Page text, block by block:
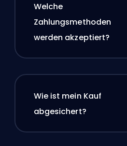
Welche
Zahlungsmethoden
werden akzeptiert?
Wie ist mein Kauf
abgesichert?